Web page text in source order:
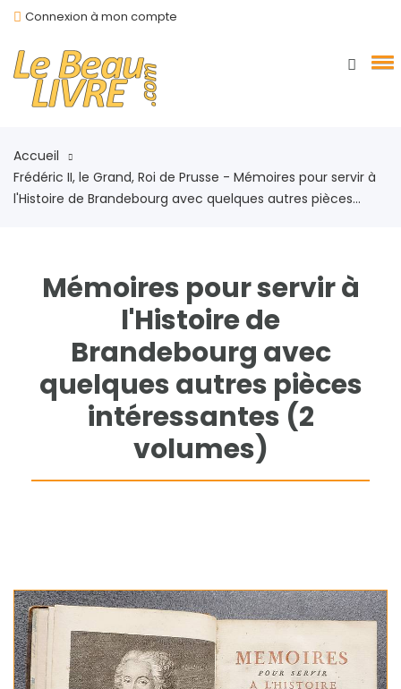
Connexion à mon compte
Accueil
Frédéric II, le Grand, Roi de Prusse - Mémoires pour servir à
l'Histoire de Brandebourg avec quelques autres pièces...
Mémoires pour servir à
l'Histoire de
Brandebourg avec
quelques autres pièces
intéressantes (2
volumes)